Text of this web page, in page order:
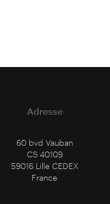
Adresse
60 bvd Vauban
CS 40109
59016 Lille CEDEX
France